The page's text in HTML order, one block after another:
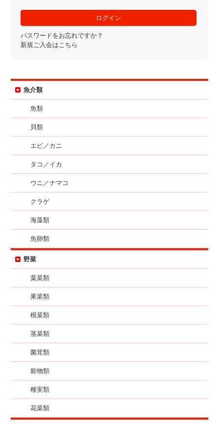
パスワードをお忘れですか？
新規ご入会はこちら
魚介類
魚類
貝類
エビ／カニ
タコ／イカ
ウニ／ナマコ
クラゲ
海藻類
魚卵類
野菜
葉菜類
果菜類
根菜類
茎菜類
菌茸類
穀物類
種実類
花菜類